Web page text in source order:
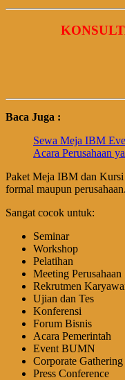
Baca Juga :
Sewa Meja IBM
Acara Perusahaan
Paket Meja IBM dan Kursi
formal maupun perusahaan.
Sangat cocok untuk:
Seminar
Workshop
Pelatihan
Meeting Perusahaan
Rekrutmen
Ujian dan Tes
Konferensi
Forum Bisnis
Acara Pemerintah
Event BUMN
Corporate Gathering
Press Conference